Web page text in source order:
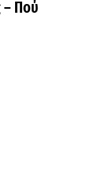
– Πού